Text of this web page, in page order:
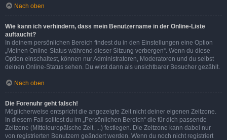
Nach oben
Wie kann ich verhindern, dass mein Benutzername in der Online-Liste
auftaucht?
In deinem persönlichen Bereich findest du in den Einstellungen eine Option
„Meinen Online-Status während dieser Sitzung verbergen“. Wenn du diese
Option einschaltest, können nur Administratoren, Moderatoren und du selbst
deinen Online-Status sehen. Du wirst dann als unsichtbarer Besucher gezählt.
Nach oben
Die Forenuhr geht falsch!
Möglicherweise entspricht die angezeigte Zeit nicht deiner eigenen Zeitzone.
In diesem Fall solltest du im „Persönlichen Bereich“ die für dich passende
Zeitzone (Mitteleuropäische Zeit, ...) festlegen. Die Zeitzone kann dabei nur
von registrierten Benutzern geändert werden. Wenn du noch nicht registriert